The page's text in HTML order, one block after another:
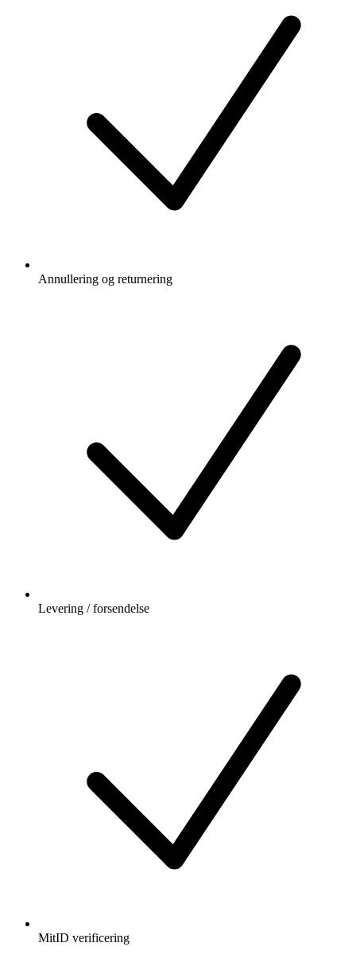
Annullering og returnering
Levering / forsendelse
MitID verificering